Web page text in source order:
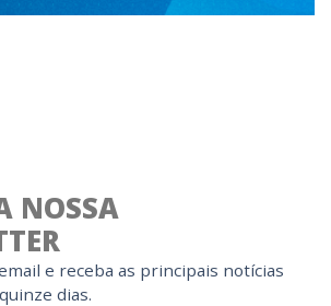
NOSSA
e receba as principais notícias
dias.